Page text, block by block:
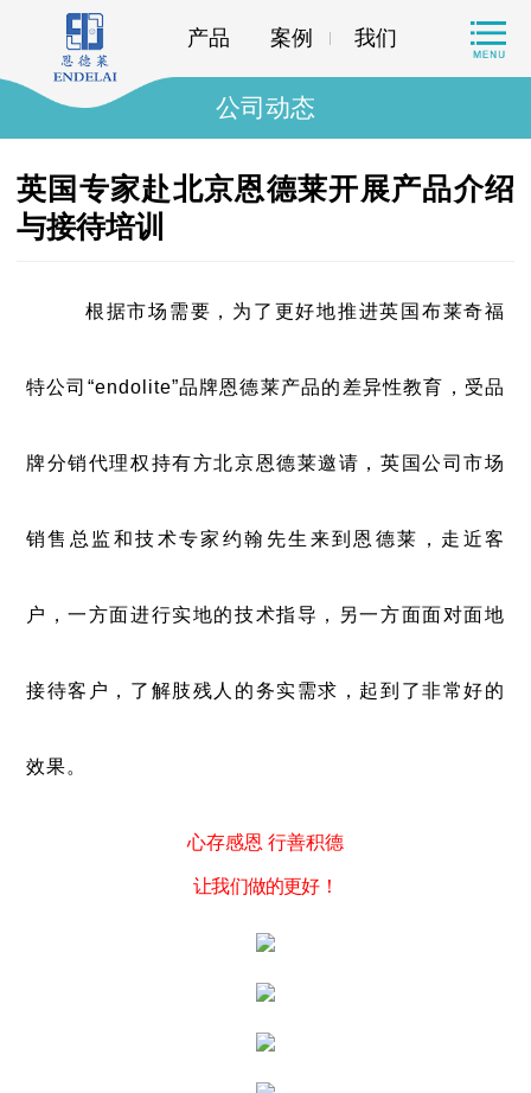
产品 案例 我们
公司动态
英国专家赴北京恩德莱开展产品介绍
与接待培训
根据市场需要，为了更好地推进英国布莱奇福
特公司“endolite”品牌恩德莱产品的差异性教育，受品
牌分销代理权持有方北京恩德莱邀请，英国公司市场
销售总监和技术专家约翰先生来到恩德莱，走近客
户，一方面进行实地的技术指导，另一方面面对面地
接待客户，了解肢残人的务实需求，起到了非常好的
效果。
心存感恩 行善积德
让我们做的更好！